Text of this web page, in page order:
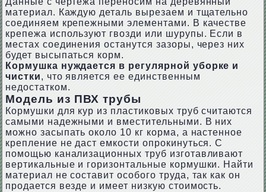
материал. Каждую деталь вырезаем и тщательно
соединяем крепежными элементами. В качестве
крепежа используют гвозди или шурупы. Если в
местах соединения останутся зазоры, через них
будет высыпаться корм.
Кормушка нуждается в регулярной уборке и
чистки, что является ее единственным
недостатком.
Модель из ПВХ трубы
Кормушки для кур из пластиковых труб считаются
самыми надежными и вместительными. В них
можно засыпать около 10 кг корма, а настенное
крепление не даст емкости опрокинуться. С
помощью канализационных труб изготавливают
вертикальные и горизонтальные кормушки. Найти
материал не составит особого труда, так как он
продается везде и имеет низкую стоимость.